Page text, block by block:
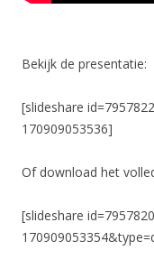
Bekijk de presentatie:
[slideshare
170909053536]
Of download het
[slideshare